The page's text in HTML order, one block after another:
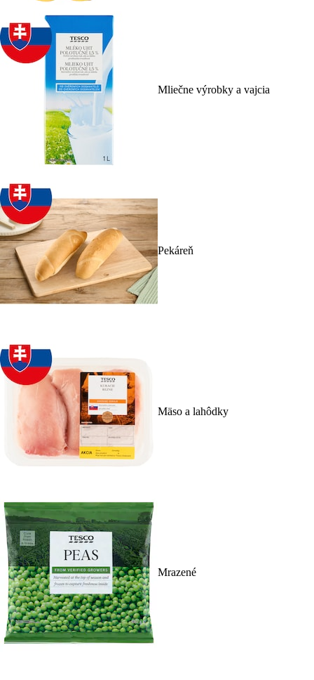
Mliečne výrobky a vajcia
Pekáreň
Mäso a lahôdky
Mrazené